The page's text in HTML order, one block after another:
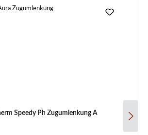
Speedy Ph Zugumlenkung A